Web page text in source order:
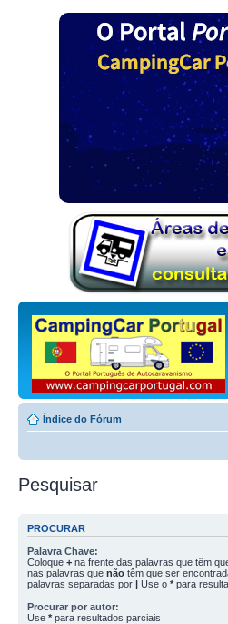
Índice do Fórum
Pesquisar
PROCURAR
Palavra Chave:
Coloque + na frente das palavras que têm
nas palavras que não têm que ser
palavras separadas por | Use o * para
Procurar por autor:
Use * para resultados parciais